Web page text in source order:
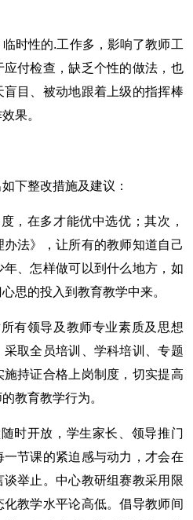
时性的.工作多，影响了教师工
付检查，缺乏个性的做法，也
目、被动地跟着上级的指挥棒
果。
下整改措施及建议：
，在多才能优中选优；其次，
法》，让所有的教师知道自己
、怎样做可以到什么地方，如
思的投入到教育教学中来。
有领导及教师专业素质及思想
取全员培训、学科培训、专题
持证合格上岗制度，切实提高
教育教学行为。
时开放，学生家长、领导推门
节课的紧迫感与动力，才会在
举止。中心教研组赛教采用限
教学水平论高低。倡导教师间